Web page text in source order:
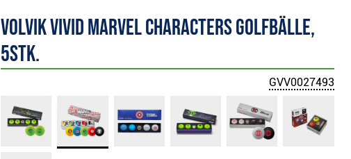
Volvik VIVID MARVEL Characters Golfbälle,
5Stk.
GVV0027493